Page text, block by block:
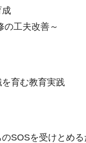
工夫改善～
育む教育実践
SOSを受けとめる